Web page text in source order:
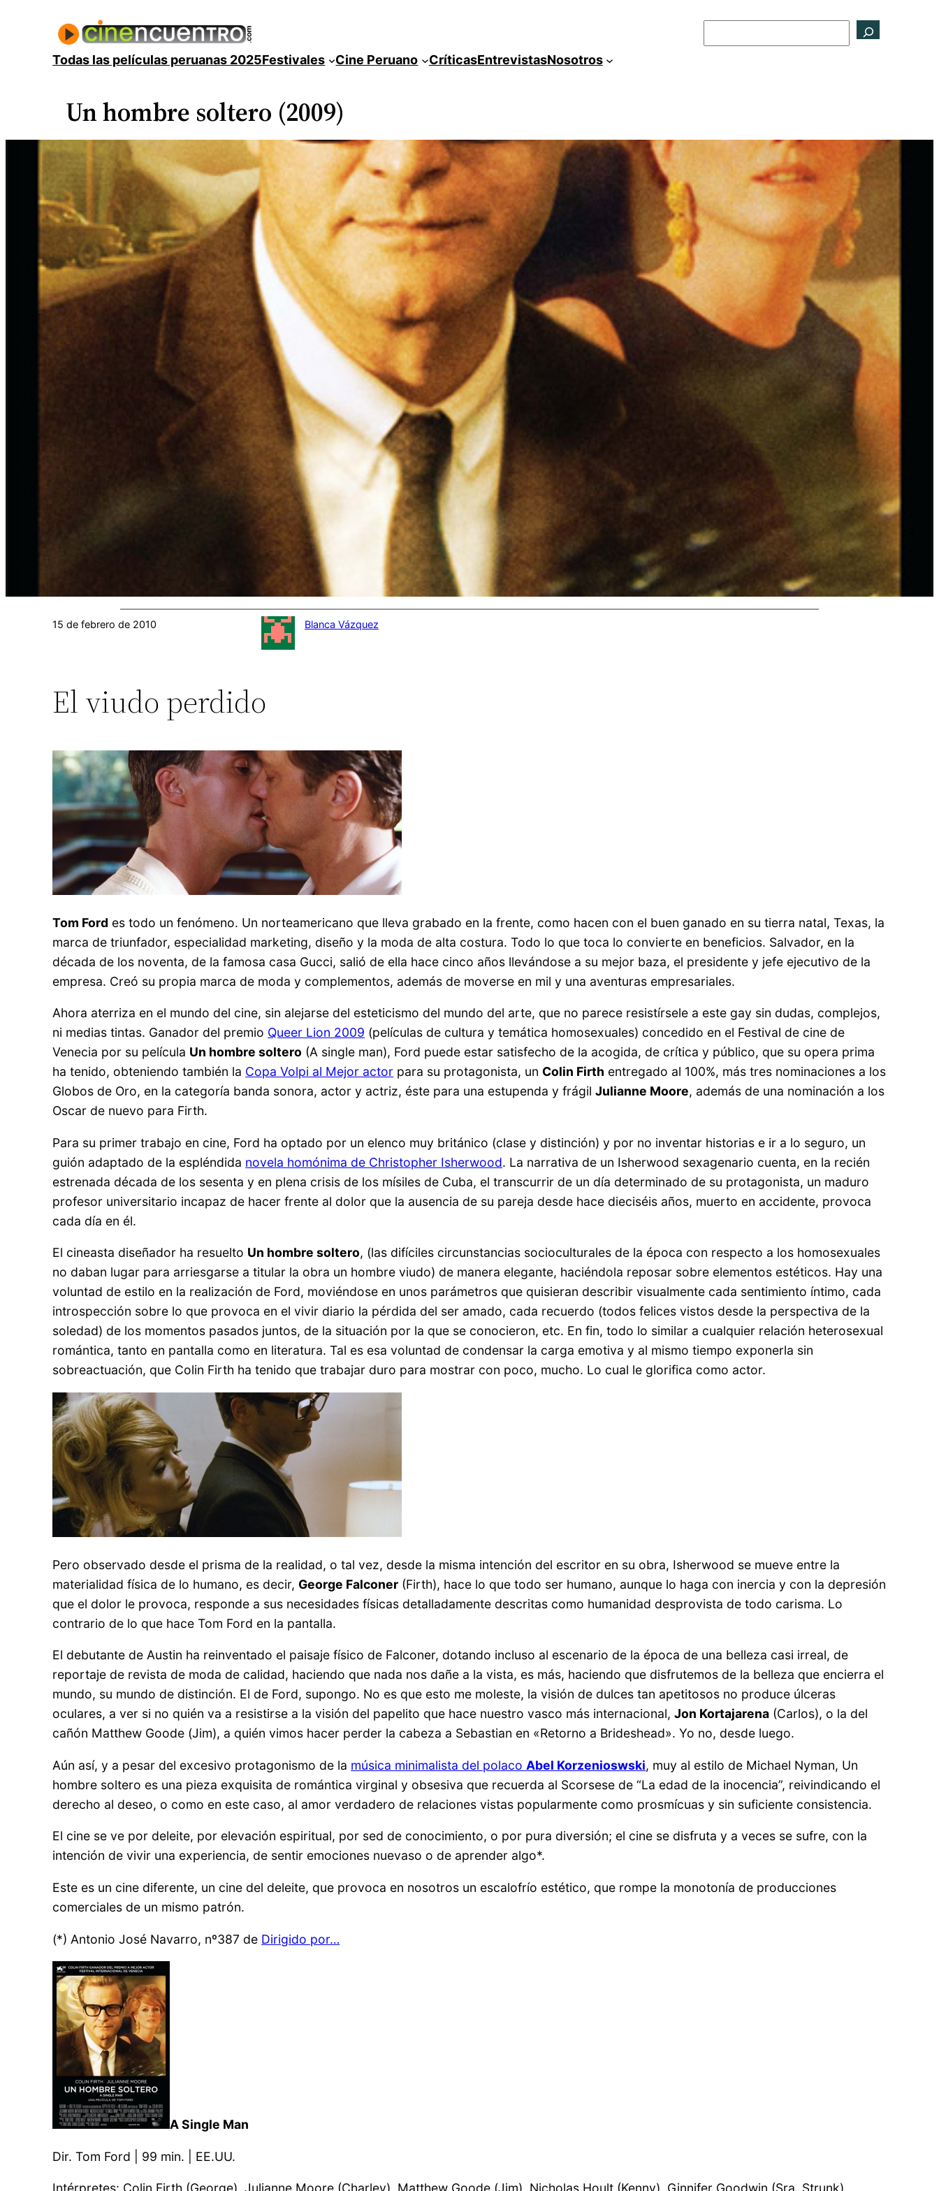
contenidoTodas las películas peruanas 2025Festivales Cine Peruano CríticasEntrevistasNosotros
Un hombre soltero (2009)
15 de febrero de 2010 Blanca Vázquez
El viudo perdido
Tom Ford es todo un fenómeno. Un norteamericano que lleva grabado en la frente, como hacen con el buen ganado en su tierra natal, Texas, la
marca de triunfador, especialidad marketing, diseño y la moda de alta costura. Todo lo que toca lo convierte en beneficios. Salvador, en la
década de los noventa, de la famosa casa Gucci, salió de ella hace cinco años llevándose a su mejor baza, el presidente y jefe ejecutivo de la
empresa. Creó su propia marca de moda y complementos, además de moverse en mil y una aventuras empresariales.
Ahora aterriza en el mundo del cine, sin alejarse del esteticismo del mundo del arte, que no parece resistírsele a este gay sin dudas, complejos,
ni medias tintas. Ganador del premio Queer Lion 2009 (películas de cultura y temática homosexuales) concedido en el Festival de cine de
Venecia por su película Un hombre soltero (A single man), Ford puede estar satisfecho de la acogida, de crítica y público, que su opera prima
ha tenido, obteniendo también la Copa Volpi al Mejor actor para su protagonista, un Colin Firth entregado al 100%, más tres nominaciones a los
Globos de Oro, en la categoría banda sonora, actor y actriz, éste para una estupenda y frágilJulianne Moore, además de una nominación a los
Oscar de nuevo para Firth.
Para su primer trabajo en cine, Ford ha optado por un elenco muy británico (clase y distinción) y por no inventar historias e ir a lo seguro, un
guión adaptado de la espléndida novela homónima de Christopher Isherwood. La narrativa de un Isherwood sexagenario cuenta, en la recién
estrenada década de los sesenta y en plena crisis de los mísiles de Cuba, el transcurrir de un día determinado de su protagonista, un maduro
profesor universitario incapaz de hacer frente al dolor que la ausencia de su pareja desde hace dieciséis años, muerto en accidente, provoca
cada día en él.
El cineasta diseñador ha resuelto Un hombre soltero, (las difíciles circunstancias socioculturales de la época con respecto a los homosexuales
no daban lugar para arriesgarse a titular la obra un hombre viudo) de manera elegante, haciéndola reposar sobre elementos estéticos. Hay una
voluntad de estilo en la realización de Ford, moviéndose en unos parámetros que quisieran describir visualmente cada sentimiento íntimo, cada
introspección sobre lo que provoca en el vivir diario la pérdida del ser amado, cada recuerdo (todos felices vistos desde la perspectiva de la
soledad) de los momentos pasados juntos, de la situación por la que se conocieron, etc. En fin, todo lo similar a cualquier relación heterosexual
romántica, tanto en pantalla como en literatura. Tal es esa voluntad de condensar la carga emotiva y al mismo tiempo exponerla sin
sobreactuación, que Colin Firth ha tenido que trabajar duro para mostrar con poco, mucho. Lo cual le glorifica como actor.
Pero observado desde el prisma de la realidad, o tal vez, desde la misma intención del escritor en su obra, Isherwood se mueve entre la
materialidad física de lo humano, es decir, George Falconer (Firth), hace lo que todo ser humano, aunque lo haga con inercia y con la depresión
que el dolor le provoca, responde a sus necesidades físicas detalladamente descritas como humanidad desprovista de todo carisma. Lo
contrario de lo que hace Tom Ford en la pantalla.
El debutante de Austin ha reinventado el paisaje físico de Falconer, dotando incluso al escenario de la época de una belleza casi irreal, de
reportaje de revista de moda de calidad, haciendo que nada nos dañe a la vista, es más, haciendo que disfrutemos de la belleza que encierra el
mundo, su mundo de distinción. El de Ford, supongo. No es que esto me moleste, la visión de dulces tan apetitosos no produce úlceras
oculares, a ver si no quién va a resistirse a la visión del papelito que hace nuestro vasco más internacional,Jon Kortajarena (Carlos), o la del
cañón Matthew Goode (Jim), a quién vimos hacer perder la cabeza a Sebastian en «Retorno a Brideshead». Yo no, desde luego.
Aún así, y a pesar del excesivo protagonismo de la música minimalista del polaco Abel Korzenioswski, muy al estilo de Michael Nyman, Un
hombre soltero es una pieza exquisita de romántica virginal y obsesiva que recuerda al Scorsese de “La edad de la inocencia”, reivindicando el
derecho al deseo, o como en este caso, al amor verdadero de relaciones vistas popularmente como prosmícuas y sin suficiente consistencia.
El cine se ve por deleite, por elevación espiritual, por sed de conocimiento, o por pura diversión; el cine se disfruta y a veces se sufre, con la
intención de vivir una experiencia, de sentir emociones nuevaso o de aprender algo*.
Este es un cine diferente, un cine del deleite, que provoca en nosotros un escalofrío estético, que rompe la monotonía de producciones
comerciales de un mismo patrón.
(*) Antonio José Navarro, nº387 de Dirigido por…
A Single Man
Dir. Tom Ford | 99 min. | EE.UU.
Intérpretes: Colin Firth (George), Julianne Moore (Charley), Matthew Goode (Jim), Nicholas Hoult (Kenny), Ginnifer Goodwin (Sra. Strunk),